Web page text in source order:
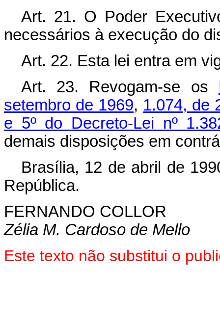
Art. 21. O Poder
necessários à execução do
Art. 22. Esta lei entra em
Art. 23. Revogam-se os
setembro de 1969, 1.074, de
e 5º do Decreto-Lei nº
demais disposições em
Brasília, 12 de abril de
República.
FERNANDO COLLOR
Zélia M. Cardoso de Mello
Este texto não substitui o